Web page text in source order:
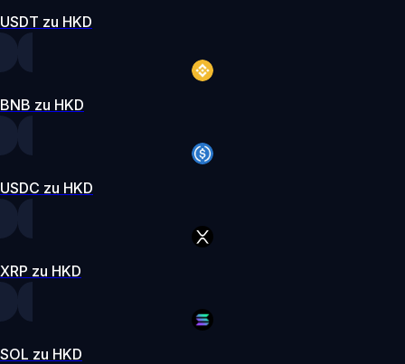
USDT zu HKD
BNB zu HKD
USDC zu HKD
XRP zu HKD
SOL zu HKD